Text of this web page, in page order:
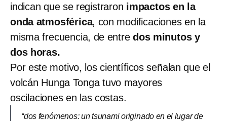
indican que se registraron impactos en la
onda atmosférica, con modificaciones en la
misma frecuencia, de entredos minutos y
dos horas.
Por este motivo, los científicos señalan que el
volcán Hunga Tonga tuvo mayores
oscilaciones en las costas.
“dos fenómenos: un tsunami originado en el lugar de